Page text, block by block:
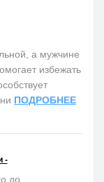
а мужчине
избежать
ПОДРОБНЕЕ
-
до